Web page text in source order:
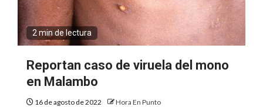
2 min de lectura
Reportan caso de viruela del mono
en Malambo
16 de agosto de 2022 Hora En Punto